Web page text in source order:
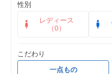
性別
レディース
（0）
こだわり
一点もの